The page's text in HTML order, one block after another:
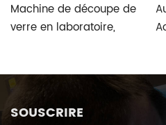
Machine de découpe de
verre en laboratoire,
de contrôle spécial de
verre personnalisé à
cinq axes
SOUSCRIRE